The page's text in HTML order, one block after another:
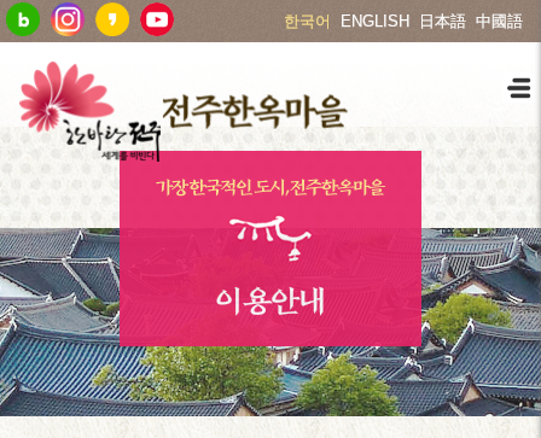
한국어 ENGLISH 日本語 中國語
이용안내